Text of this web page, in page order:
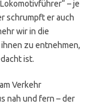
– je
schrumpft er auch
wir in die
zu entnehmen,
ist.
Verkehr
nah und fern – der